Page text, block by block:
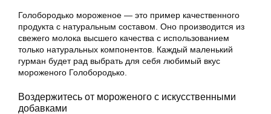
Голобородько мороженое — это пример качественного
продукта с натуральным составом. Оно производится из
свежего молока высшего качества с использованием
только натуральных компонентов. Каждый маленький
гурман будет рад выбрать для себя любимый вкус
мороженого Голобородько.
Воздержитесь от мороженого с искусственными
добавками